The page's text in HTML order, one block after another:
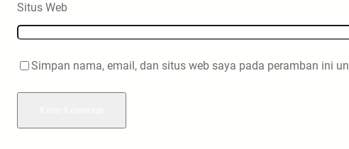
Situs Web
Simpan nama, email, dan situs web saya pada peramban ini